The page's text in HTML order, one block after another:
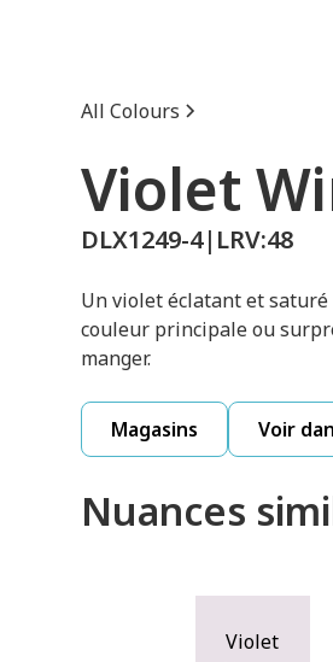
All Colours
Violet
DLX1249-4| LRV:48
Un violet éclatant et
couleur principale ou
manger.
Magasins Voir
Nuances
Violet